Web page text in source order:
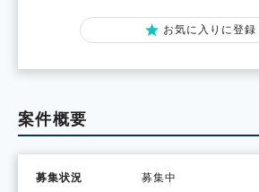
お気に入りに登録
案件概要
募集状況 募集中